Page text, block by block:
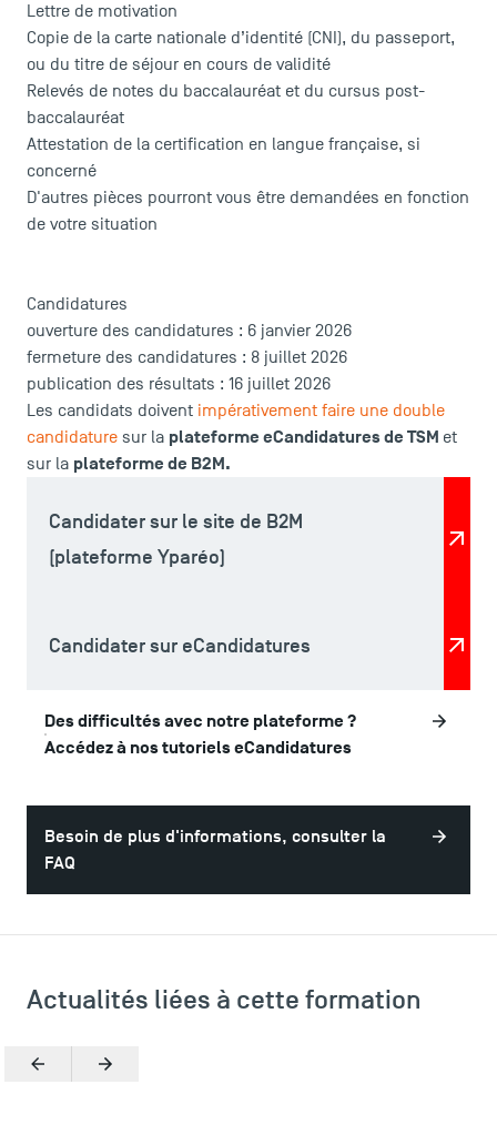
ACCÈS DIRECTS
Actualités
Agenda
Recrutement
Brochures
Presse
Plans et accès à TSM
Lettre de motivation
Copie de la carte nationale d’identité (CNI), du passeport,
ou du titre de séjour en cours de validité
Relevés de notes du baccalauréat et du cursus post-
baccalauréat
Attestation de la certification en langue française, si
concerné
D'autres pièces pourront vous être demandées en fonction
de votre situation
Candidatures
ouverture des candidatures : 6 janvier 2026
fermeture des candidatures : 8 juillet 2026
publication des résultats : 16 juillet 2026
Les candidats doivent impérativement faire une double
candidature sur la plateforme eCandidatures de TSM et
sur la plateforme de B2M.
Candidater sur le site de B2M
(plateforme Yparéo)
Candidater sur eCandidatures
Des difficultés avec notre plateforme ?
Accédez à nos tutoriels eCandidatures
Besoin de plus d'informations, consulter la
FAQ
Actualités liées à cette formation
PrécédentSuivant